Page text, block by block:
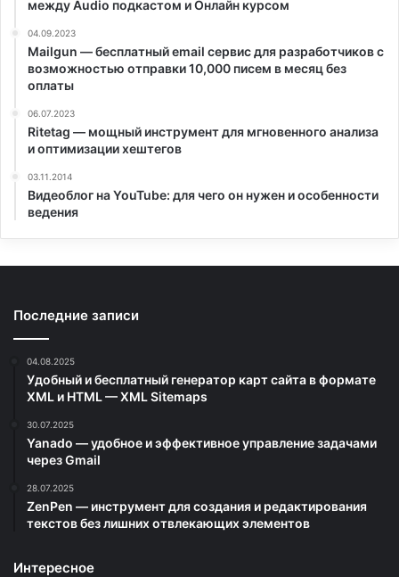
между Audio подкастом и Онлайн курсом
04.09.2023
Mailgun — бесплатный email сервис для разработчиков с
возможностью отправки 10,000 писем в месяц без
оплаты
06.07.2023
Ritetag — мощный инструмент для мгновенного анализа
и оптимизации хештегов
03.11.2014
Видеоблог на YouTube: для чего он нужен и особенности
ведения
Последние записи
04.08.2025
Удобный и бесплатный генератор карт сайта в формате
XML и HTML — XML Sitemaps
30.07.2025
Yanado — удобное и эффективное управление задачами
через Gmail
28.07.2025
ZenPen — инструмент для создания и редактирования
текстов без лишних отвлекающих элементов
Интересное